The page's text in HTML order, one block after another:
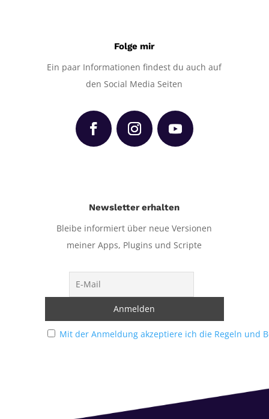
Folge mir
Ein paar Informationen findest du auch auf
den Social Media Seiten
Newsletter erhalten
Bleibe informiert über neue Versionen
meiner Apps, Plugins und Scripte
Mit der Anmeldung akzeptiere ich die Regeln und